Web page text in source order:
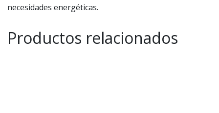
necesidades energéticas.
Productos relacionados